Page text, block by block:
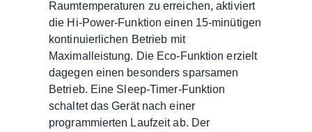
Raumtemperaturen zu erreichen, aktiviert
die Hi-Power-Funktion einen 15-minütigen
kontinuierlichen Betrieb mit
Maximalleistung. Die Eco-Funktion erzielt
dagegen einen besonders sparsamen
Betrieb. Eine Sleep-Timer-Funktion
schaltet das Gerät nach einer
programmierten Laufzeit ab. Der